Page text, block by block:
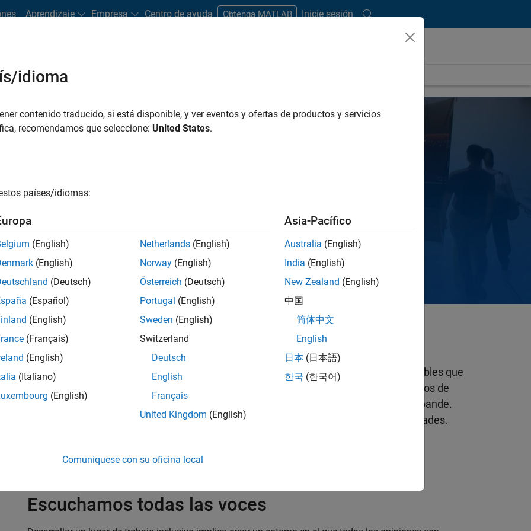
Aprendizaje Empresa Centro de ayuda Obtenga MATLAB Inicie sesión
Estudiantes y nuevas carreras
y Comunidad
más que un conjunto de valores,
es el espíritu distintivo que
sino cómo lo hacemos”. Nuestros valores fundamentales son los principios perdurables que
el paso del tiempo. Aplicamos estos valores sistemáticamente en todos los aspectos de
empresarial establecida prospere, evolucione y crezca a medida que la empresa se expande.
fundamentales mientras incorporamos nuevas personas, ideas y oportunidades.
Escuchamos todas las voces
idioma
contenido traducido, si está disponible, y ver eventos y ofertas de productos y servicios
recomendamos que seleccione: United States.
países/idiomas:
(English)
(English)
(Deutsch)
(Español)
(English)
(Français)
(English)
(Italiano)
(English)
Netherlands (English)
Norway (English)
Österreich (Deutsch)
Portugal (English)
Sweden (English)
Switzerland
Deutsch
English
Français
United Kingdom (English)
Asia-Pacífico
Australia (English)
India (English)
New Zealand (English)
中国
简体中文
English
日本 (日本語)
한국 (한국어)
Comuníquese con su oficina local